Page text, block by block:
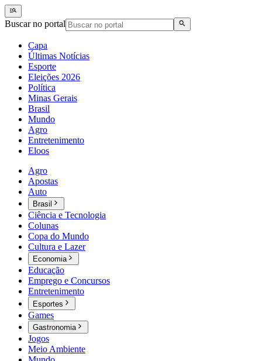
Buscar no portal
Capa
Últimas Notícias
Esporte
Eleições 2026
Política
Minas Gerais
Brasil
Mundo
Agro
Entretenimento
Eloos
Agro
Apostas
Auto
Brasil
Ciência e Tecnologia
Colunas
Copa do Mundo
Cultura e Lazer
Economia
Educação
Emprego e Concursos
Entretenimento
Esportes
Games
Gastronomia
Jogos
Meio Ambiente